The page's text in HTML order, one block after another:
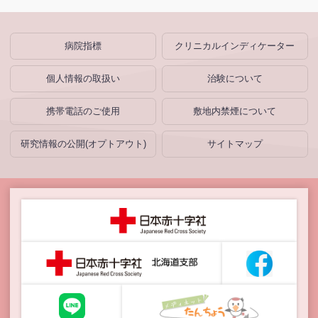
病院指標 クリニカルインディケーター
個人情報の取扱い 治験について
携帯電話のご使用 敷地内禁煙について
研究情報の公開(オプトアウト) サイトマップ